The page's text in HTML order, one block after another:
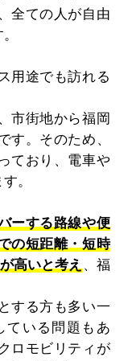
全ての人が自由
用途でも訪れる
市街地から福岡
す。そのため、
ており、電車や
。
ーする路線や便
の短距離・短時
高いと考え、福
する方も多い一
ている問題もあ
ロモビリティが